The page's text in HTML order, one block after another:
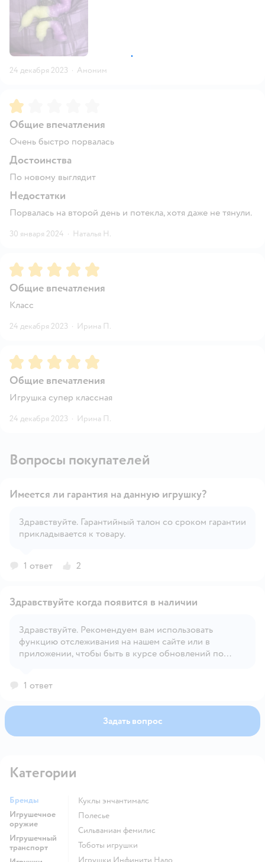
24 декабря 2023 · Аноним
Рейтинг:
Общие впечатления
Очень быстро порвалась
Достоинства
По новому выглядит
Недостатки
Порвалась на второй день и потекла, хотя даже не тянули.
30 января 2024 · Наталья Н.
Рейтинг:5
Общие впечатления
Класс
24 декабря 2023 · Ирина П.
Рейтинг:5
Общие впечатления
Игрушка супер классная
24 декабря 2023 · Ирина П.
Вопросы покупателей
Имеется ли гарантия на данную игрушку?
Здравствуйте. Гарантийный талон со сроком гарантии
прикладывается к товару.
1 ответ 2
Открыть вопрос
Здравствуйте когда появится в наличии
Здравствуйте. Рекомендуем вам использовать
функцию отслеживания на нашем сайте или в
приложении, чтобы быть в курсе обновлений по
1 ответ
Задать вопрос
Категории
Бренды
Игрушечное
оружие
Игрушечный
транспорт
Куклы энчантималс
Полесье
Сильваниан фемилис
Тоботы игрушки
Игрушки Инфинити Надо